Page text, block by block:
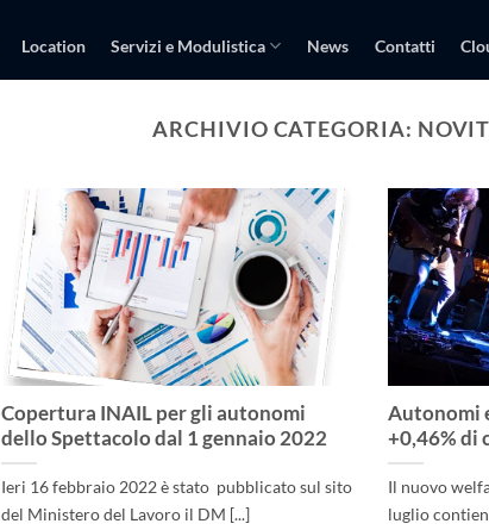
Location Servizi e Modulistica News Contatti
ARCHIVIO CATEGORIA:
Copertura INAIL per gli autonomi
dello Spettacolo dal 1 gennaio 2022
Ieri 16 febbraio 2022 è stato pubblicato sul sito
del Ministero del Lavoro il DM [...]
Autonomi
+0,46% di
Il nuovo
luglio